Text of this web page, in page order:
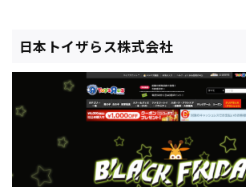
日本トイザらス株式会社